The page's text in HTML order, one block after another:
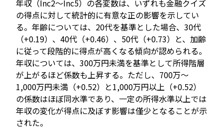
年収（Inc2～Inc5）の各変数は、いずれも金融クイズ
の得点に対して統計的に有意な正の影響を示してい
る。年齢については、20代を基準とした場合、30代
（+0.19）、40代（+0.46）、50代（+0.73）と、加齢
に従って段階的に得点が高くなる傾向が認められる。
年収については、300万円未満を基準として所得階層
が上がるほど係数も上昇する。ただし、700万～
1,000万円未満（+0.52）と1,000万円以上（+0.52）
の係数はほぼ同水準であり、一定の所得水準以上では
年収の変化が得点に及ぼす影響は僅少となることが示
された。